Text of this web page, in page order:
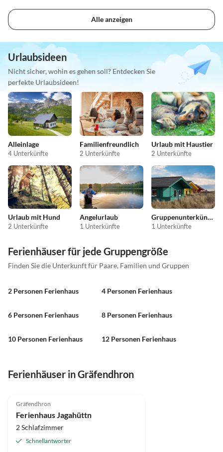
Alle anzeigen
Urlaubsideen
Nicht sicher, wohin es gehen soll? Entdecken Sie
perfekte Urlaubsideen!
Alleinlage
4 Unterkünfte
Familienfreundlich
2 Unterkünfte
Urlaub mit Haustier
2 Unterkünfte
Urlaub mit Hund
2 Unterkünfte
Angelurlaub
1 Unterkünfte
Gruppenunterkünfte
1 Unterkünfte
Ferienhäuser für jede Gruppengröße
Finden Sie die Unterkunft für Paare, Familien und Gruppen
2 Personen Ferienhaus 4 Personen Ferienhaus
6 Personen Ferienhaus 8 Personen Ferienhaus
10 Personen Ferienhaus 12 Personen Ferienhaus
Ferienhäuser in Gräfendhron
Gräfendhron
Ferienhaus Jagahüttn
2 Schlafzimmer
Schnellantworter